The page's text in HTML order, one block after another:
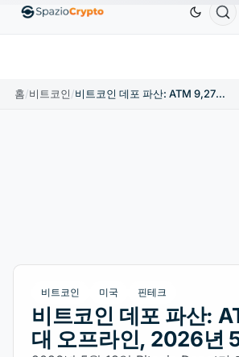
EthereumETHUS$1,880.58 TetherUSDT
홈/비트코인/ 비트코인 데포 파산: ATM 9,276대 오프라인, 2026년 5월
비트코인 미국 핀테크
비트코인 데포 파산:
대 오프라인, 2026년